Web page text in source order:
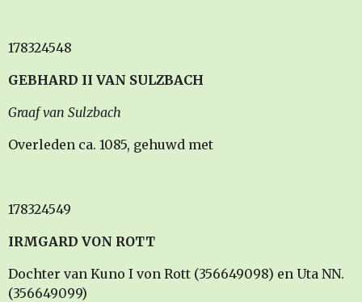
178324548
GEBHARD II VAN SULZBACH
Graaf van Sulzbach
Overleden ca. 1085, gehuwd met
178324549
IRMGARD VON ROTT
Dochter van Kuno I von Rott (356649098) en Uta NN.
(356649099)